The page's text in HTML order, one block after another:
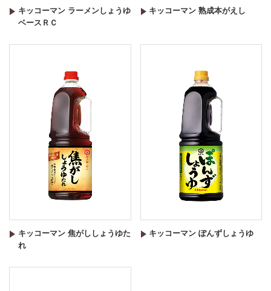
キッコーマン ラーメンしょうゆ
ベースＲＣ
キッコーマン 熟成本がえし
キッコーマン 焦がししょうゆた
れ
キッコーマン ぽんずしょうゆ